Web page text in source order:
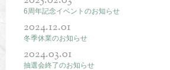
6周年記念イベントのお知らせ
2024.12.01
冬季休業のお知らせ
2024.03.01
抽選会終了のお知らせ